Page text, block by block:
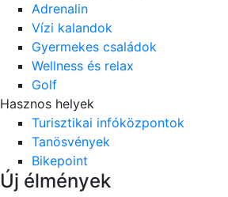
Adrenalin
Vízi kalandok
Gyermekes családok
Wellness és relax
Golf
Hasznos helyek
Turisztikai infóközpontok
Tanösvények
Bikepoint
Új élmények